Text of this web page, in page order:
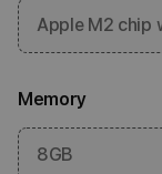
Apple M2 chip
Memory
8GB